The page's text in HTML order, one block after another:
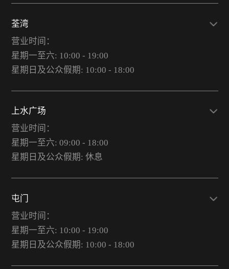
荃湾
营业时间：
星期一至六: 10:00 - 19:00
星期日及公众假期: 10:00 - 18:00
上水广场
营业时间：
星期一至六: 09:00 - 18:00
星期日及公众假期: 休息
屯门
营业时间：
星期一至六: 10:00 - 19:00
星期日及公众假期: 10:00 - 18:00